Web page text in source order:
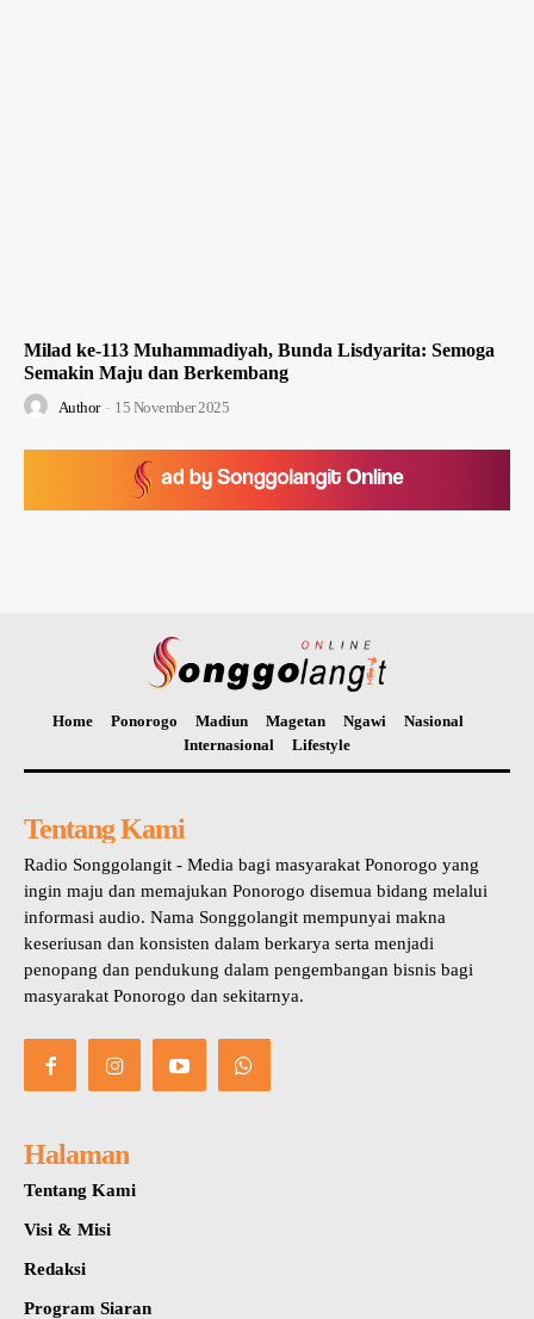
Milad ke-113 Muhammadiyah, Bunda Lisdyarita: Semoga
Semakin Maju dan Berkembang
Author - 15 November 2025
Home Ponorogo Madiun Magetan Ngawi
Nasional
Internasional
Lifestyle
Tentang Kami
Radio Songgolangit - Media bagi masyarakat Ponorogo yang
ingin maju dan memajukan Ponorogo disemua bidang melalui
informasi audio. Nama Songgolangit mempunyai makna
keseriusan dan konsisten dalam berkarya serta menjadi
penopang dan pendukung dalam pengembangan bisnis bagi
masyarakat Ponorogo dan sekitarnya.
Halaman
Tentang Kami
Visi & Misi
Redaksi
Program Siaran